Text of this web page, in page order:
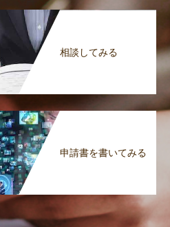
相談してみる
申請書を書いてみる